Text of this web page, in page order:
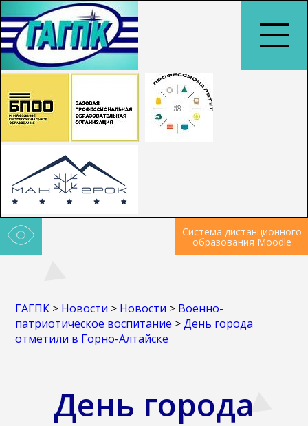
Система дистанционного
образования Moodle
ГАГПК > Новости > Новости > Военно-
патриотическое воспитание >День города
отметили в Горно-Алтайске
День города